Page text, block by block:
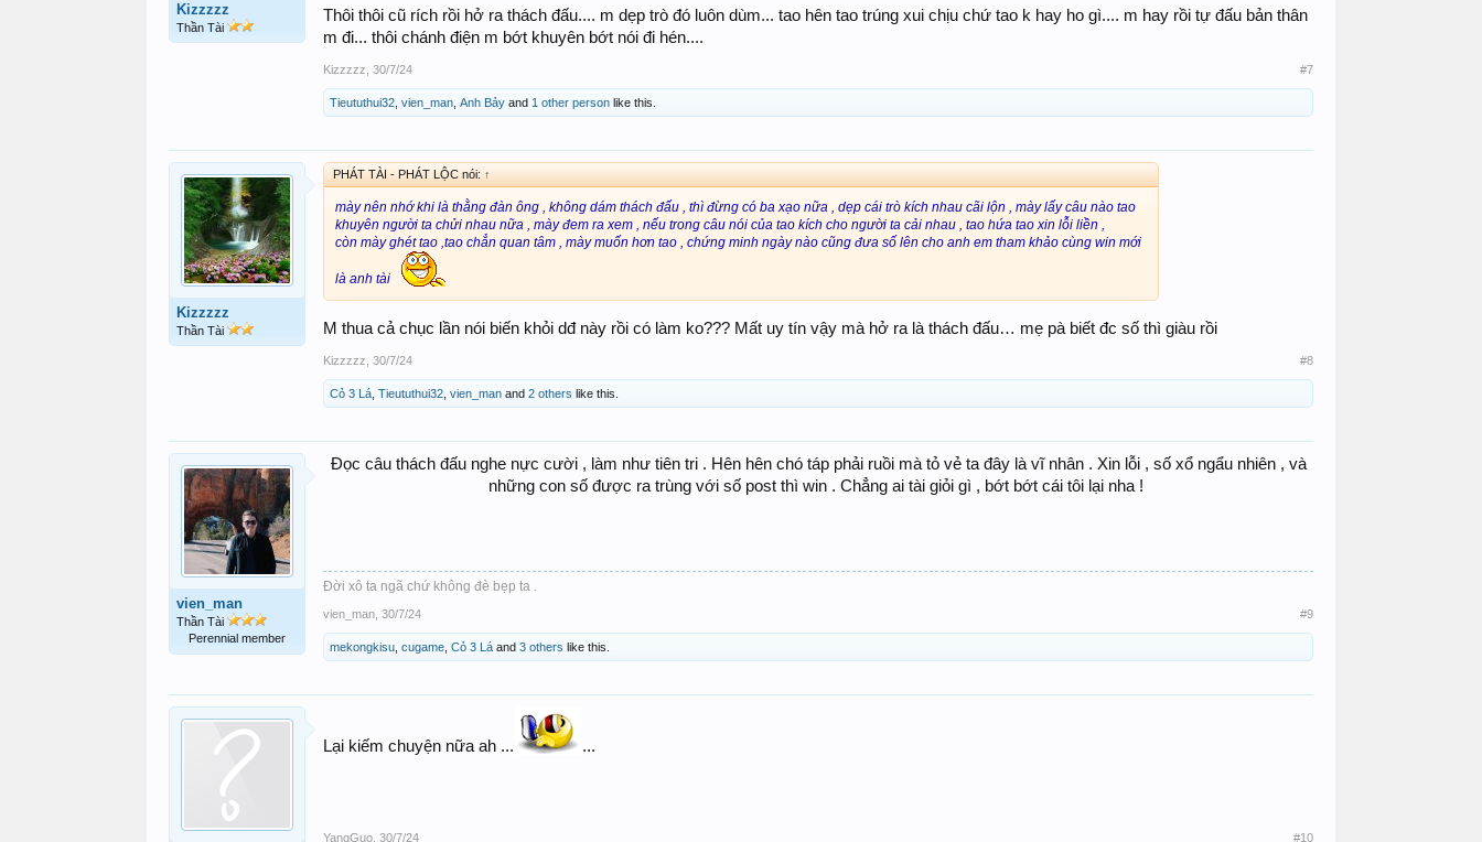
Kizzzzz
Thần Tài
Thôi thôi cũ rích rồi hở ra thách đấu.... m dẹp trò đó luôn dùm... tao hên tao trúng xui chịu chứ tao k hay ho gì.... m hay rồi tự đấu bản thân
m đi... thôi chánh điện m bớt khuyên bớt nói đi hén....
Kizzzzz 30/7/24 #7
Tieututhui32 vien_man Anh Bảy and 1 other person like this.
Kizzzzz
Thần Tài
PHÁT TÀI - PHÁT LỘC nói: ↑
mày nên nhớ khi là thằng đàn ông , không dám thách đấu , thì đừng có ba xạo nữa , dẹp cái trò kích nhau cãi lộn , mày lấy câu nào tao
khuyên người ta chửi nhau nữa , mày đem ra xem , nếu trong câu nói của tao kích cho người ta cải nhau , tao hứa tao xin lỗi liền ,
còn mày ghét tao ,tao chẳn quan tâm , mày muốn hơn tao , chứng minh ngày nào cũng đưa số lên cho anh em tham khảo cùng win mới
là anh tài
M thua cả chục lần nói biến khỏi dđ này rồi có làm ko??? Mất uy tín vậy mà hở ra là thách đấu… mẹ pà biết đc số thì giàu rồi
Kizzzzz 30/7/24 #8
Cỏ 3 Lá Tieututhui32 vien_man and 2 others like this.
vien_man
Thần Tài
Perennial member
Đọc câu thách đấu nghe nực cười , làm như tiên tri . Hên hên chó táp phải ruồi mà tỏ vẻ ta đây là vĩ nhân . Xin lỗi , số xổ ngẩu nhiên , và
những con số được ra trùng với số post thì win . Chẳng ai tài giỏi gì , bớt bớt cái tôi lại nha ! ​
Đời xô ta ngã chứ không đè bẹp ta .
vien_man 30/7/24 #9
mekongkisu cugame Cỏ 3 Lá and 3 others like this.
Lại kiếm chuyện nữa ah ... ...
YangGuo 30/7/24 #10